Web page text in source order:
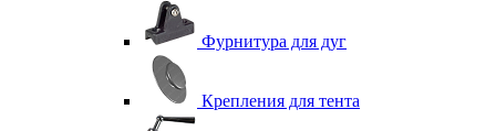
Фурнитура для дуг
Крепления для тента